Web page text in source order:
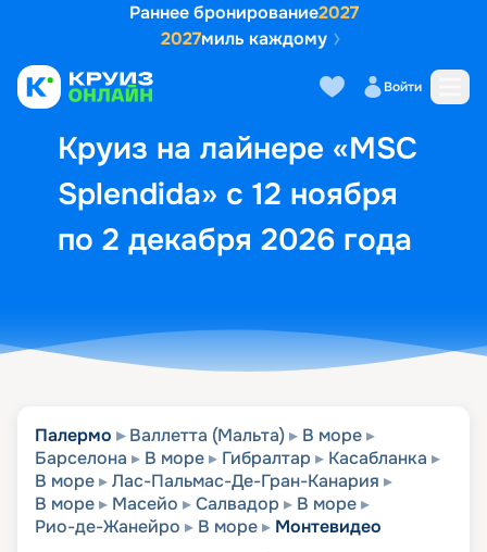
Раннее бронирование2027
2027миль каждому
Войти
Круиз на лайнере «MSC
Splendida» с 12 ноября
по 2 декабря 2026 года
Выбор кают Маршрут и
Палермо Валлетта (Мальта)
В море
Барселона
В море Гибралтар
Касабланка
В море
Лас-Пальмас-Де-Гран-Канария
В море
Масейо Салвадор
В море
Рио-де-Жанейро
В море Монтевидео